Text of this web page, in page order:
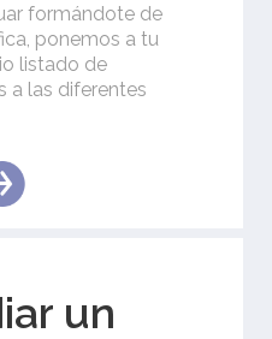
formándote de
ponemos a tu
listado de
a las diferentes
un